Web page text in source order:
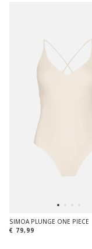
SIMOA PLUNGE ONE PIECE
€ 79,99